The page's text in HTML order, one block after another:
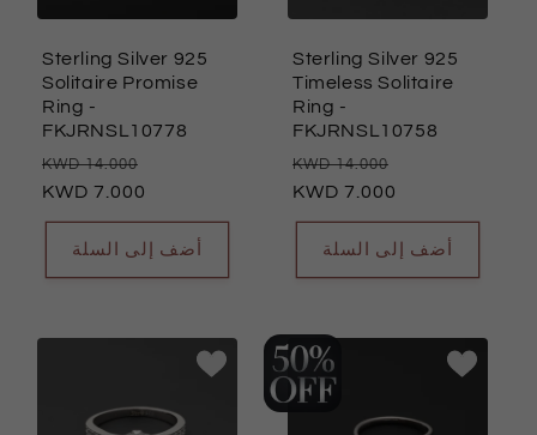
Sterling Silver 925
Solitaire Promise
Ring -
FKJRNSL10778
السعر
العادي
14.000
7.000
أضف إلى السلة
Sterling Silver 925
Timeless Solitaire
Ring -
FKJRNSL10758
السعر
العادي
14.000
7.000
أضف إلى السلة